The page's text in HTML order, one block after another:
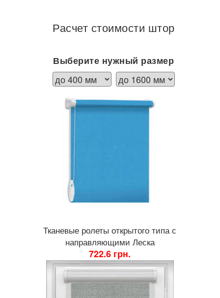
Расчет стоимости штор
Выберите нужный размер
Тканевые ролеты открытого типа с
направляющими Леска
722.6 грн.